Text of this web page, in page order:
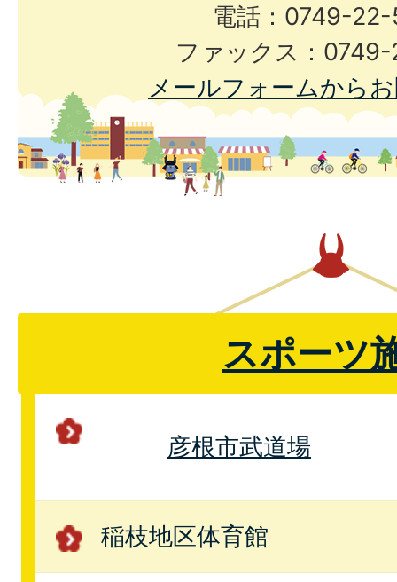
電話：0749-
ファックス：
メールフォームから
スポーツ
彦根市武道場
稲枝地区体育館